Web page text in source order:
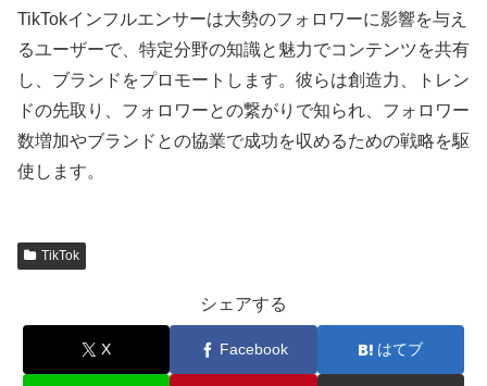
TikTokインフルエンサーは大勢のフォロワーに影響を与え
るユーザーで、特定分野の知識と魅力でコンテンツを共有
し、ブランドをプロモートします。彼らは創造力、トレン
ドの先取り、フォロワーとの繋がりで知られ、フォロワー
数増加やブランドとの協業で成功を収めるための戦略を駆
使します。
TikTok
シェアする
X Facebook はてブ